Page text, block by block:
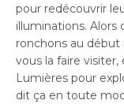
pour redécouvrir
illuminations. Alors
ronchons au
vous la faire
Lumières pour
dit ça en toute